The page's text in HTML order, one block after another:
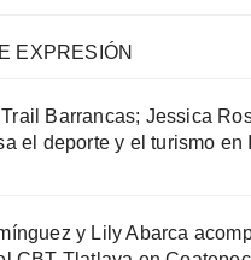
EXPRESIÓN
Barrancas; Jessica
el deporte y el turismo en
y Lily Abarca